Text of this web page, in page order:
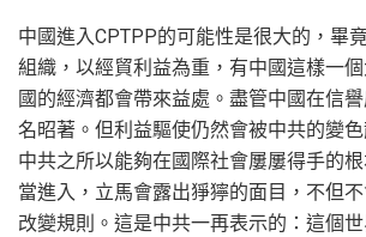
中國進入CPTPP的可能性是很大的，畢
組織，以經貿利益為重，有中國這樣一
國的經濟都會帶來益處。盡管中國在信
名昭著。但利益驅使仍然會被中共的變
中共之所以能夠在國際社會屢屢得手的
當進入，立馬會露出猙獰的面目，不但
改變規則。這是中共一再表示的：這個